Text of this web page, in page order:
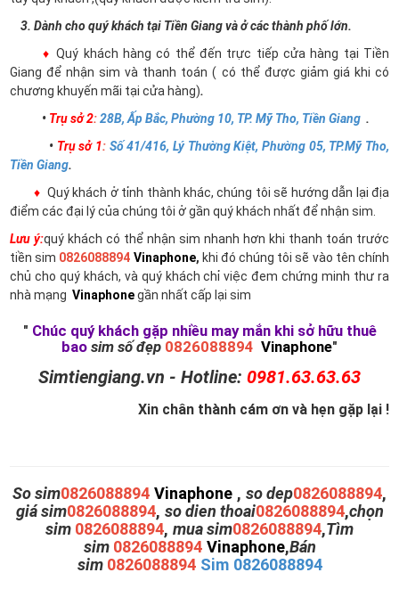
3. Dành cho quý khách tại Tiền Giang và ở các thành phố lớn.
♦ Quý khách hàng có thể đến trực tiếp cửa hàng tại Tiền
Giang để nhận sim và thanh toán ( có thể được giảm giá khi có
chương khuyến mãi tại cửa hàng).
• Trụ sở 2:28B, Ấp Bắc, Phường 10, TP. Mỹ Tho, Tiền Giang .
• Trụ sở 1: Số 41/416, Lý Thường Kiệt, Phường 05, TP.Mỹ Tho,
Tiền Giang.
♦ Quý khách ở tỉnh thành khác, chúng tôi sẽ hướng dẫn lại địa
điểm các đại lý của chúng tôi ở gần quý khách nhất để nhận sim.
Lưu ý:quý khách có thể nhận sim nhanh hơn khi thanh toán trước
tiền sim 0826088894 Vinaphone, khi đó chúng tôi sẽ vào tên chính
chủ cho quý khách, và quý khách chỉ việc đem chứng minh thư ra
nhà mạng Vinaphonegần nhất cấp lại sim
" Chúc quý khách gặp nhiều may mắn khi sở hữu thuê
bao sim số đẹp 0826088894 Vinaphone"
Simtiengiang.vn - Hotline: 0981.63.63.63
Xin chân thành cám ơn và hẹn gặp lại !
So sim0826088894 Vinaphone , so dep0826088894,
giá sim0826088894, so dien thoai0826088894,chọn
sim 0826088894, mua sim0826088894,Tìm
sim 0826088894 Vinaphone,Bán
sim 0826088894 Sim 0826088894